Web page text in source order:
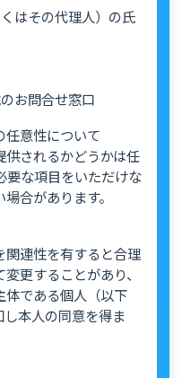
はその代理人）の氏
お問合せ窓口
任意性について
供されるかどうかは任
要な項目をいただけな
合があります。
関連性を有すると合理
更することがあり、
体である個人（以下
し本人の同意を得ま